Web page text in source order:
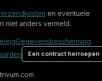
en eventuele
niet anders vermeld.
Gegevensbescherming
Een contract herroepen